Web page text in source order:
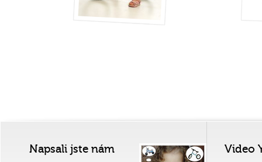
Napsali jste nám Video